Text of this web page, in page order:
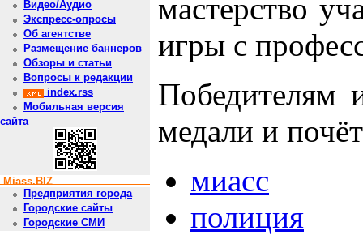
Видео/Аудио
Экспресс-опросы
Об агентстве
Размещение баннеров
Обзоры и статьи
Вопросы к редакции
index.rss
Мобильная версия
сайта
Miass.BIZ
Предприятия города
Городские сайты
Городские СМИ
мастерство
игры с
Победителям
медали и
миасс
полиция